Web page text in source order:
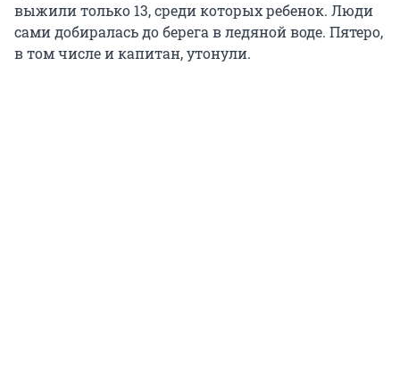
выжили только 13, среди которых ребенок. Люди
сами добиралась до берега в ледяной воде. Пятеро,
в том числе и капитан, утонули.